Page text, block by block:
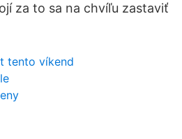
za to sa na chvíľu zastaviť
tento víkend